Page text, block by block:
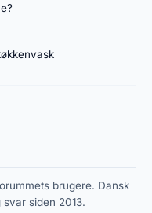
brugere. Dansk
siden 2013.